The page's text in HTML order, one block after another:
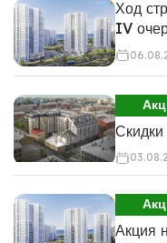
Ход
IV
Акция